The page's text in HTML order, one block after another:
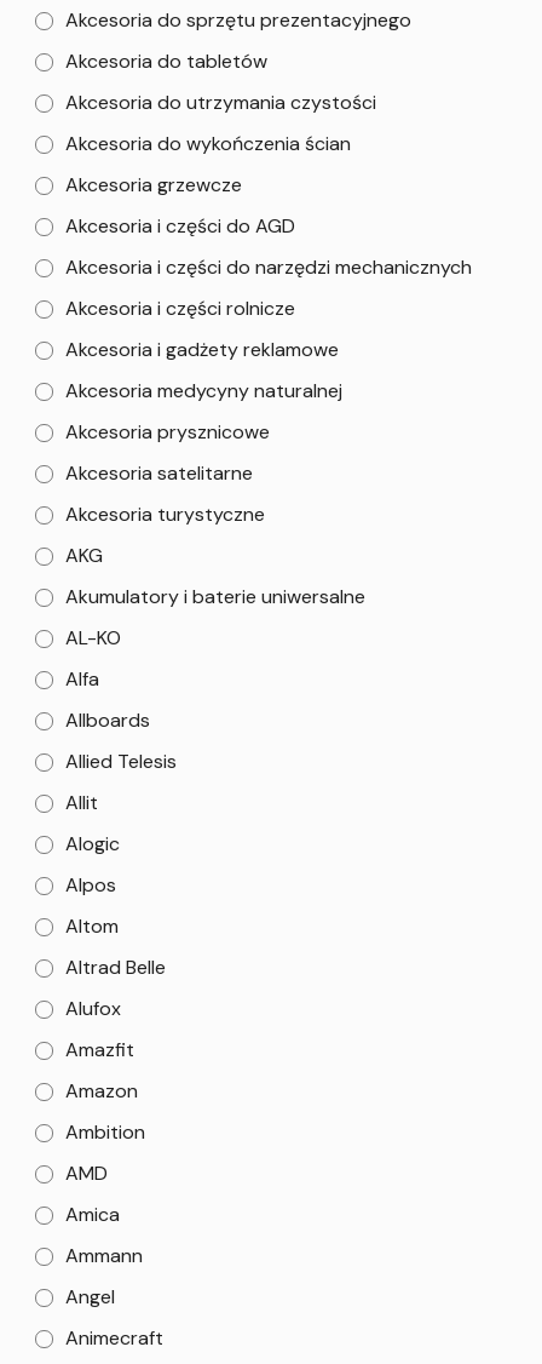
Akcesoria do sprzętu prezentacyjnego
Akcesoria do tabletów
Akcesoria do utrzymania czystości
Akcesoria do wykończenia ścian
Akcesoria grzewcze
Akcesoria i części do AGD
Akcesoria i części do narzędzi mechanicznych
Akcesoria i części rolnicze
Akcesoria i gadżety reklamowe
Akcesoria medycyny naturalnej
Akcesoria prysznicowe
Akcesoria satelitarne
Akcesoria turystyczne
AKG
Akumulatory i baterie uniwersalne
AL-KO
Alfa
Allboards
Allied Telesis
Allit
Alogic
Alpos
Altom
Altrad Belle
Alufox
Amazfit
Amazon
Ambition
AMD
Amica
Ammann
Angel
Animecraft